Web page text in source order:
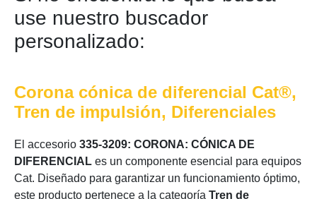
use nuestro buscador
personalizado:
Corona cónica de diferencial Cat®,
Tren de impulsión, Diferenciales
El accesorio 335-3209: CORONA: CÓNICA DE
DIFERENCIAL es un componente esencial para equipos
Cat. Diseñado para garantizar un funcionamiento óptimo,
este producto pertenece a la categoría Tren de